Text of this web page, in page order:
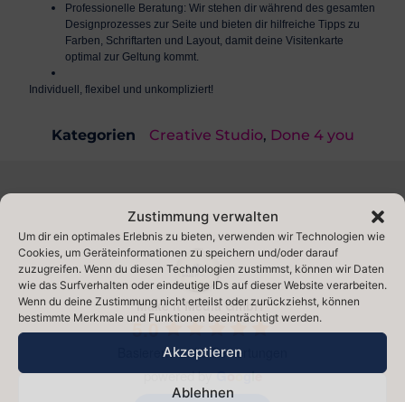
Zustimmung verwalten
Um dir ein optimales Erlebnis zu bieten, verwenden wir Technologien wie
Cookies, um Geräteinformationen zu speichern und/oder darauf
zuzugreifen. Wenn du diesen Technologien zustimmst, können wir Daten
wie das Surfverhalten oder eindeutige IDs auf dieser Website verarbeiten.
Wenn du deine Zustimmung nicht erteilst oder zurückziehst, können
bestimmte Merkmale und Funktionen beeinträchtigt werden.
Akzeptieren
Ablehnen
Professionelle Beratung: Wir stehen dir während des gesamten
Designprozesses zur Seite und bieten dir hilfreiche Tipps zu
Farben, Schriftarten und Layout, damit deine Visitenkarte
optimal zur Geltung kommt.
Individuell, flexibel und unkompliziert!
Kategorien Creative Studio, Done 4 you
Make It Media GmbH
5.0
Basierend auf 9 Bewertungen
powered byGoogle